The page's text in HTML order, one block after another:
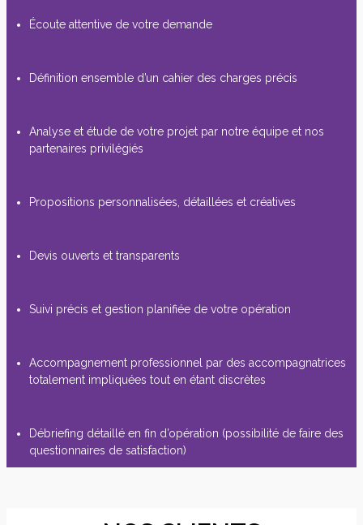
Écoute attentive de votre demande
Définition ensemble d’un cahier des charges précis
Analyse et étude de votre projet par notre équipe et nos
partenaires privilégiés
Propositions personnalisées, détaillées et créatives
Devis ouverts et transparents
Suivi précis et gestion planifiée de votre opération
Accompagnement professionnel par des accompagnatrices
totalement impliquées tout en étant discrètes
Débriefing détaillé en fin d’opération (possibilité de faire des
questionnaires de satisfaction)